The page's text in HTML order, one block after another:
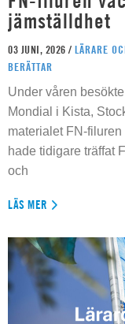
jämställdhet
03 JUNI, 2026 / LÄRARE
BERÄTTAR
Under våren
Mondial i Kista,
materialet FN-
hade tidigare träffat
och
LÄS MER